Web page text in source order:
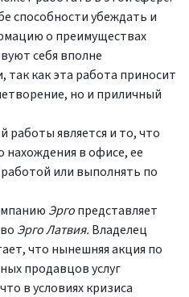
способности убеждать и
о преимуществах
себя вполне
как эта работа приносит
но и приличный
является и то, что
нахождения в офисе, ее
или выполнять по
Эргопредставляет
Эрго Латвия. Владелец
что нынешняя акция по
продавцов услуг
в условиях кризиса